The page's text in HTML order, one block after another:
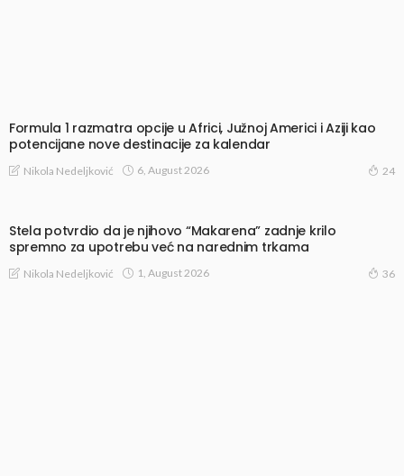
Formula 1 razmatra opcije u Africi, Južnoj Americi i Aziji kao
potencijane nove destinacije za kalendar
Nikola Nedeljković 6, August 2026 24
Stela potvrdio da je njihovo “Makarena” zadnje krilo
spremno za upotrebu već na narednim trkama
Nikola Nedeljković 1, August 2026 36